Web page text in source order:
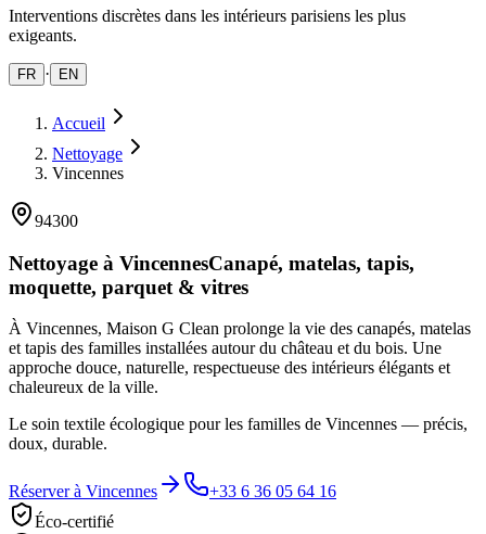
Interventions discrètes dans les intérieurs parisiens les plus
exigeants.
FR · EN
Accueil
Nettoyage
Vincennes
94300
Nettoyage à VincennesCanapé, matelas, tapis,
moquette, parquet & vitres
À Vincennes, Maison G Clean prolonge la vie des canapés, matelas
et tapis des familles installées autour du château et du bois. Une
approche douce, naturelle, respectueuse des intérieurs élégants et
chaleureux de la ville.
Le soin textile écologique pour les familles de Vincennes — précis,
doux, durable.
Réserver à Vincennes
+33 6 36 05 64 16
Éco-certifié